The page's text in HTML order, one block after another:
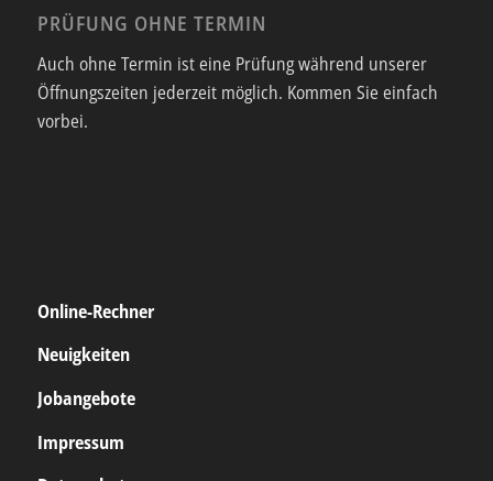
PRÜFUNG OHNE TERMIN
Auch ohne Termin ist eine Prüfung während unserer
Öffnungszeiten jederzeit möglich. Kommen Sie einfach
vorbei.
Online-Rechner
Neuigkeiten
Jobangebote
Impressum